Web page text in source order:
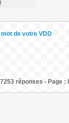
de votre VDD
7253 réponses - Page :